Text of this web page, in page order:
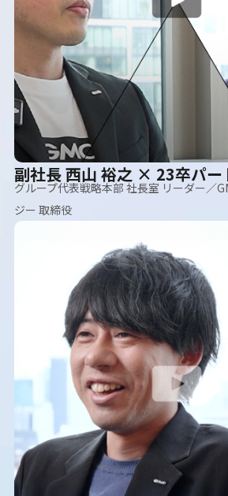
副社長 西山 裕之 × 23卒パー
グループ代表戦略本部 社長室 リーダー／
ジー 取締役